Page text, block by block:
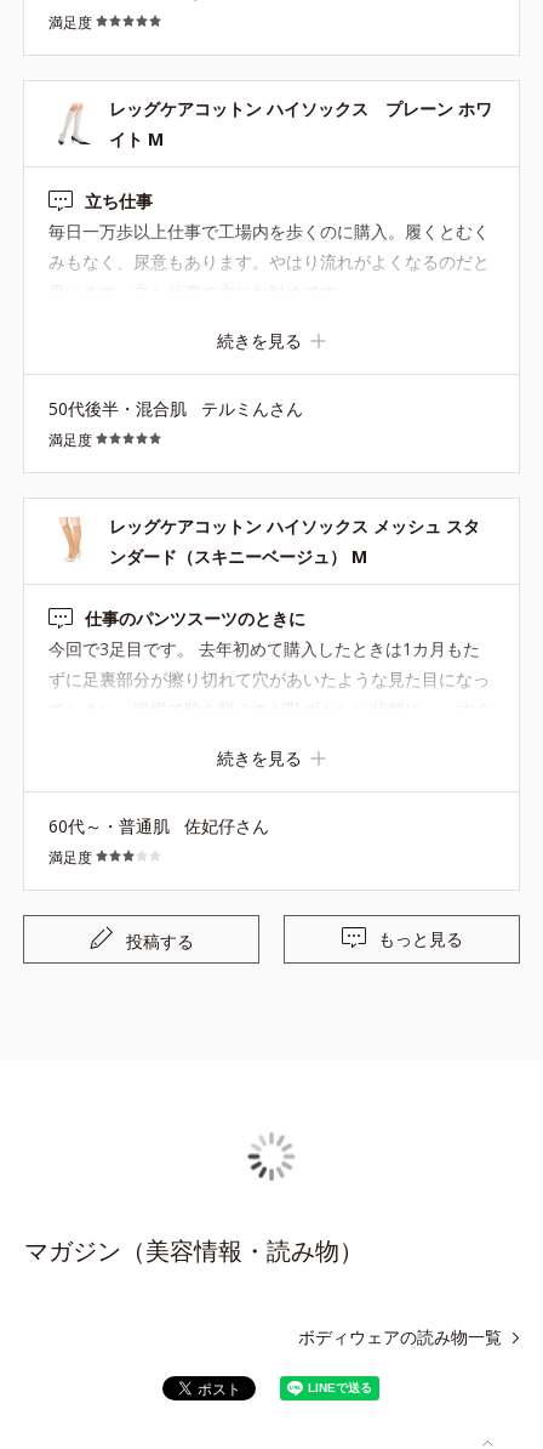
が私はこの色は好きです。ストッキングじゃないベージュ
は色を出すのが難しいと思うのに、うまくできてると思い
ます。 足のサイズは24.5なんですがMだと履いてるうちに
どんどん後ろに引っ張られてつま先が痛くなるので、緩め
のLを緩く履いてちょうどいいです。 昔にあったメッシュ
も大事に時々履いてます。
満足度
レッグケアコットン ハイソックス プレーン ホワ
イト M
立ち仕事
毎日一万歩以上仕事で工場内を歩くのに購入。履くとむく
みもなく、尿意もあります。やはり流れがよくなるのだと
続きを見る
50代後半・混合肌 テルミんさん
満足度
レッグケアコットン ハイソックス メッシュ スタ
ンダード（スキニーベージュ） M
仕事のパンツスーツのときに
今回で3足目です。 去年初めて購入したときは1カ月もた
ずに足裏部分が擦り切れて穴があいたような見た目になっ
ラブルはなく夏が終わるまで履くことができました。 ちょ
りも 着圧具合で夕方の浮腫加減も少なく、足が蒸れないの
でニオイの心配もないのがよかったです。 メッシュタイプ
とはいえ 色はやはり ザ・おばあちゃんの肌色靴下という
感じですね。 厚みはもう少し薄く、 色味はもう少しスト
ッキングに近いシアー感があればなお可なのですが。
続きを見る
60代～・普通肌 佐妃仔さん
満足度
投稿する もっと見る
マガジン（美容情報・読み物）
ボディウェアの読み物一覧